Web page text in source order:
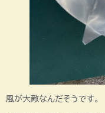
風が大敵なんだそうです。